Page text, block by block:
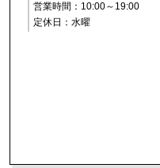
営業時間：10:00～19:00
定休日：水曜